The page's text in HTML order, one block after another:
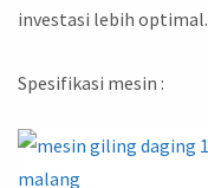
investasi lebih optimal.
Spesifikasi mesin :